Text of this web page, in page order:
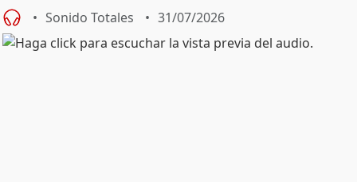
Sonido Totales 31/07/2026